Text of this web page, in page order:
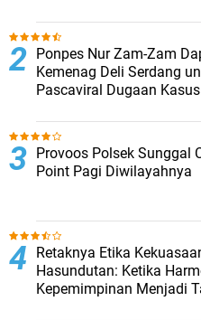
Ponpes Nur Zam-Zam
Kemenag Deli Serdang
Pascaviral Dugaan Kasus
Provoos Polsek Sunggal
Point Pagi Diwilayahnya
Retaknya Etika
Hasundutan: Ketika
Kepemimpinan Menjadi